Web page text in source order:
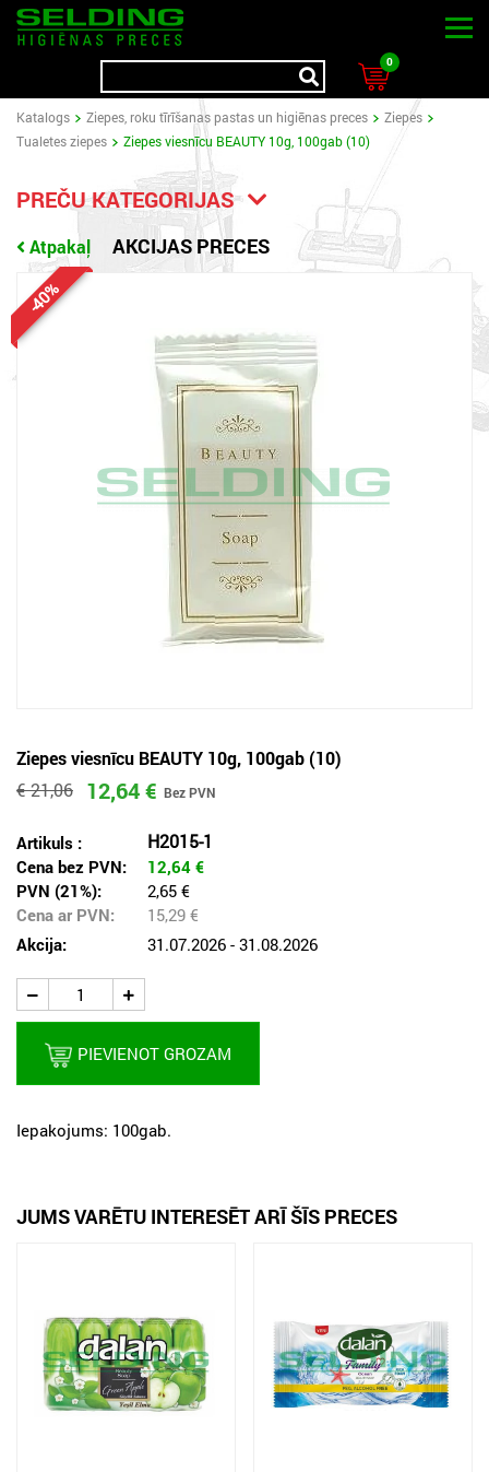
0
Katalogs Ziepes, roku tīrīšanas pastas un higiēnas preces
Ziepes
Tualetes ziepes
Ziepes viesnīcu BEAUTY 10g, 100gab (10)
PREČU KATEGORIJAS
Atpakaļ AKCIJAS PRECES
-40%
Ziepes viesnīcu BEAUTY 10g, 100gab (10)
€ 21,06
12,64 €
Artikuls : H2015-1
Cena bez PVN: 12,64 €
PVN (21%):
2,65 €
Cena ar PVN:
15,29 €
Akcija:
31.07.2026 - 31.08.2026
PIEVIENOT GROZAM
Iepakojums: 100gab.
JUMS VARĒTU INTERESĒT ARĪ ŠĪS PRECES